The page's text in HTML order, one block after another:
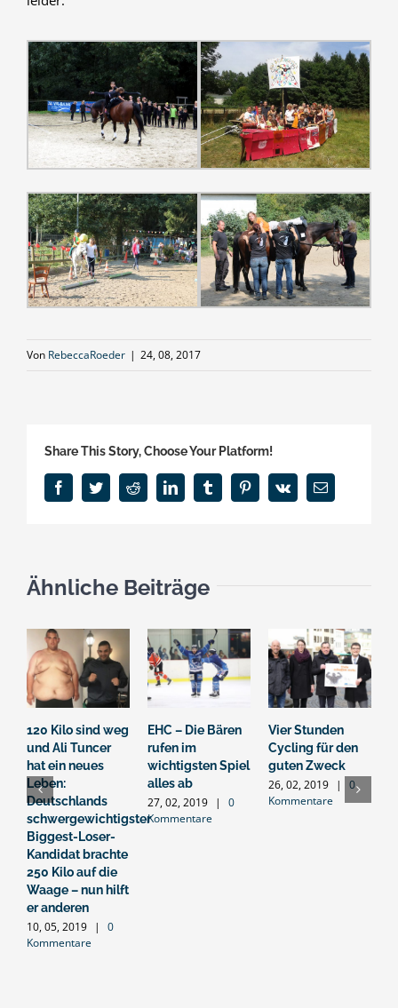
Von RebeccaRoeder | 24, 08, 2017
Share This Story, Choose Your Platform!
FacebookTwitterRedditLinkedInTumblr PinterestVk
E-
Mail
Ähnliche Beiträge
120 Kilo sind weg
und Ali Tuncer
hat ein neues
Leben:
Deutschlands
schwergewichtigster
Biggest-Loser-
Kandidat brachte
250 Kilo auf die
Waage – nun hilft
er anderen
10, 05, 2019 |
0
Kommentare
EHC – Die Bären
rufen im
wichtigsten Spiel
alles ab
27, 02, 2019 |
0
Kommentare
Vier Stunden
Cycling für den
guten Zweck
26, 02, 2019 |
0
Kommentare